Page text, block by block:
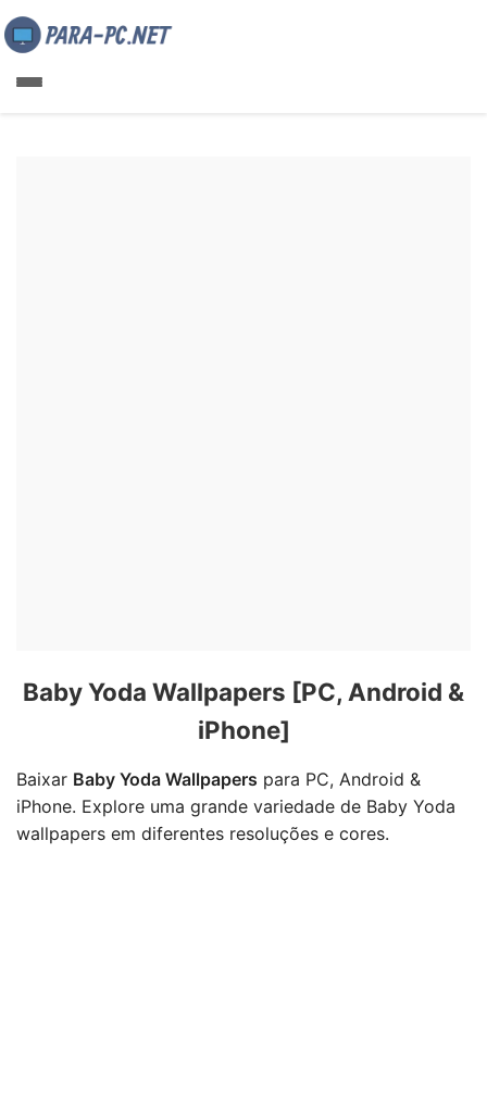
Baby Yoda Wallpapers [PC, Android &
iPhone]
Baixar Baby Yoda Wallpapers para PC, Android &
iPhone. Explore uma grande variedade de Baby Yoda
wallpapers em diferentes resoluções e cores.